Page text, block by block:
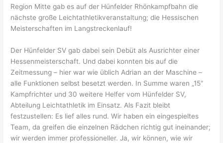
Region Mitte gab es auf der Hünfelder Rhönkampfbahn die
nächste große Leichtathletikveranstaltung; die Hessischen
Meisterschaften im Langstreckenlauf!
Der Hünfelder SV gab dabei sein Debüt als Ausrichter einer
Hessenmeisterschaft. Und dabei konnten bis auf die
Zeitmessung – hier war wie üblich Adrian an der Maschine –
alle Funktionen selbst besetzt werden. In Summe waren „15“
Kampfrichter und 30 weitere Helfer vom Hünfelder SV,
Abteilung Leichtathletik im Einsatz. Als Fazit bleibt
festzustellen: Es lief alles rund. Wir haben ein eingespieltes
Team, da greifen die einzelnen Rädchen richtig gut ineinander;
wir werden immer professioneller. Ja, wir können, wie wir